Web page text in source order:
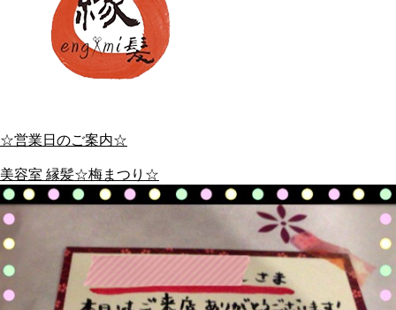
☆営業日のご案内☆
美容室 縁髪☆梅まつり☆